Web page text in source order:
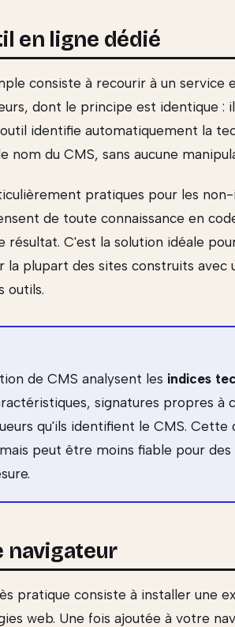
en ligne dédié
consiste à recourir à un service
dont le principe est identique :
identifie automatiquement la
nom du CMS, sans aucune
pratiques pour les
de toute connaissance en
résultat. C'est la solution idéale
plupart des sites construits avec
outils.
de CMS analysent les indices
signatures propres à
qu'ils identifient le CMS.
peut être moins fiable pour
navigateur
pratique consiste à installer une
web. Une fois ajoutée à votre